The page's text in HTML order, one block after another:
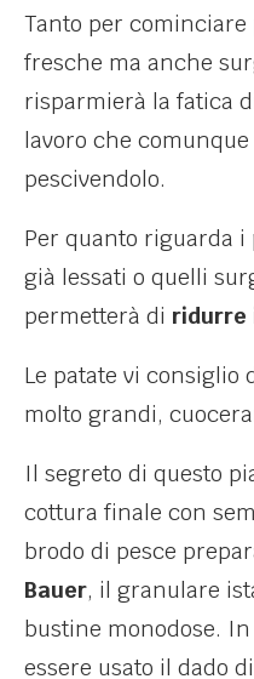
Tanto per cominciare
fresche ma anche
risparmierà la fatica
lavoro che
pescivendolo.
Per quanto riguarda i
già lessati o quelli
permetterà di ridurre
Le patate vi consiglio
molto grandi,
Il segreto di questo
cottura finale con
brodo di pesce
Bauer, il granulare
bustine monodose.
essere usato il dado